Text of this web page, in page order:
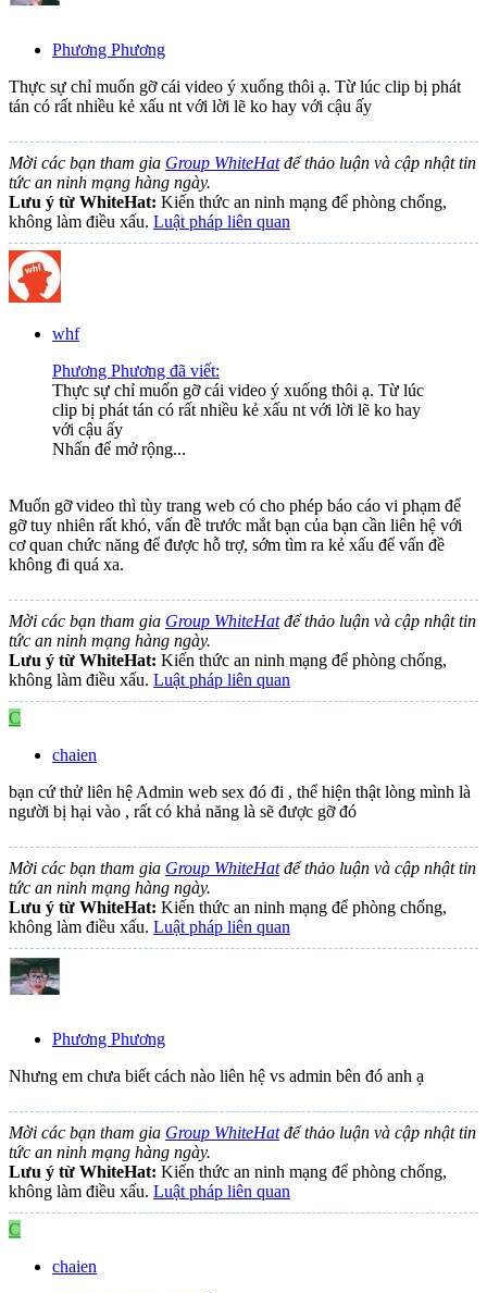
Phương Phương
Thực sự chỉ muốn gỡ cái video ý xuống thôi ạ. Từ lúc clip bị phát
tán có rất nhiều kẻ xấu nt với lời lẽ ko hay với cậu ấy
Mời các bạn tham gia Group WhiteHatđể thảo luận và cập nhật tin
tức an ninh mạng hàng ngày.
Lưu ý từ WhiteHat: Kiến thức an ninh mạng để phòng chống,
không làm điều xấu. Luật pháp liên quan
whf
Phương Phương đã viết:
Thực sự chỉ muốn gỡ cái video ý xuống thôi ạ. Từ lúc
clip bị phát tán có rất nhiều kẻ xấu nt với lời lẽ ko hay
với cậu ấy
Nhấn để mở rộng...
Muốn gỡ video thì tùy trang web có cho phép báo cáo vi phạm để
gỡ tuy nhiên rất khó, vấn đề trước mắt bạn của bạn cần liên hệ với
cơ quan chức năng để được hỗ trợ, sớm tìm ra kẻ xấu để vấn đề
không đi quá xa.
Mời các bạn tham gia Group WhiteHatđể thảo luận và cập nhật tin
tức an ninh mạng hàng ngày.
Lưu ý từ WhiteHat: Kiến thức an ninh mạng để phòng chống,
không làm điều xấu. Luật pháp liên quan
C
chaien
bạn cứ thử liên hệ Admin web sex đó đi , thể hiện thật lòng mình là
người bị hại vào , rất có khả năng là sẽ được gỡ đó
Mời các bạn tham gia Group WhiteHatđể thảo luận và cập nhật tin
tức an ninh mạng hàng ngày.
Lưu ý từ WhiteHat: Kiến thức an ninh mạng để phòng chống,
không làm điều xấu. Luật pháp liên quan
Phương Phương
Nhưng em chưa biết cách nào liên hệ vs admin bên đó anh ạ
Mời các bạn tham gia Group WhiteHatđể thảo luận và cập nhật tin
tức an ninh mạng hàng ngày.
Lưu ý từ WhiteHat: Kiến thức an ninh mạng để phòng chống,
không làm điều xấu. Luật pháp liên quan
C
chaien